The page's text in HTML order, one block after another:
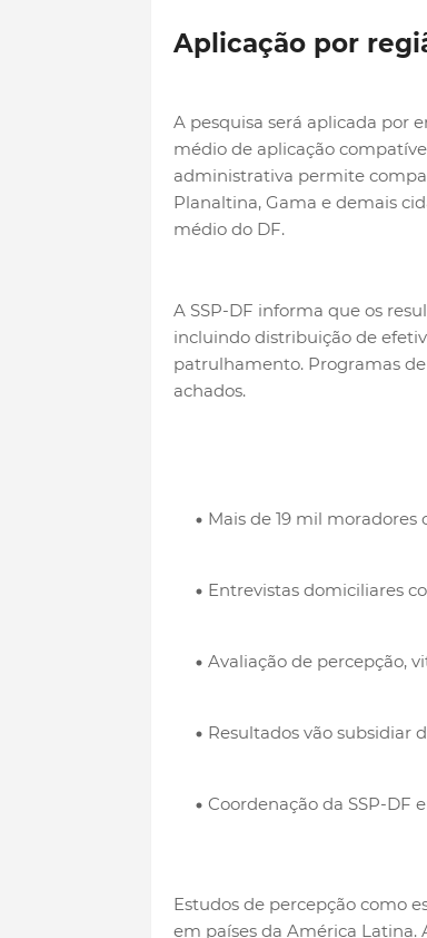
Aplicação por
A pesquisa será aplicada por
médio de aplicação
administrativa permite
Planaltina, Gama e demais
médio do DF.
A SSP-DF informa que os
incluindo distribuição de
patrulhamento. Programas
achados.
Mais de 19 mil moradores
Entrevistas domiciliares
Avaliação de percepção,
Resultados vão subsidiar
Coordenação da SSP-DF
Estudos de percepção como
em países da América